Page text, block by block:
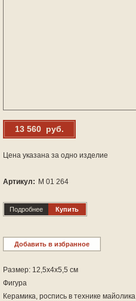
13 560 руб.
Цена указана за одно изделие
Артикул: М 01 264
Подробнее Купить
Добавить в избранное
Размер: 12,5х4х5,5 см
Фигура
Керамика, роспись в технике майолика